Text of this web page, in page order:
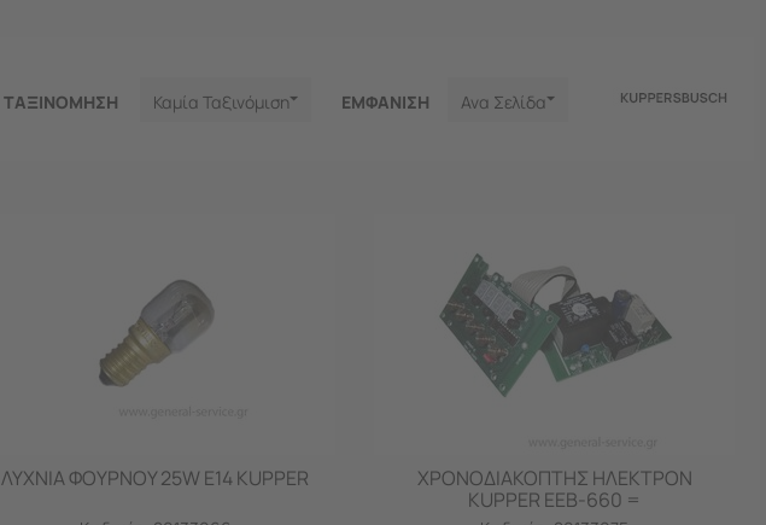
ΤΑΞΙΝΟΜΗΣΗ Καμία Ταξινόμιση ΕΜΦΑNΙΣΗ Ανα Σελίδα
ΛΥΧΝΙΑ ΦΟΥΡΝΟΥ 25W E14 KUPPER
ΧΡΟΝΟΔΙΑΚΟΠΤΗΣ ΗΛΕΚΤΡΟΝ
KUPPER EEB-660 =